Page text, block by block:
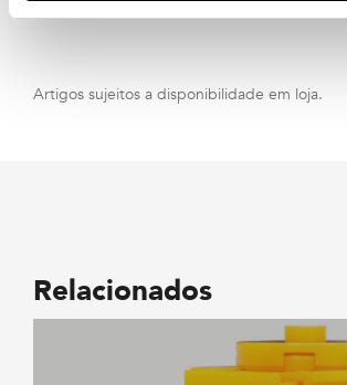
Artigos sujeitos a disponibilidade em loja.
Relacionados